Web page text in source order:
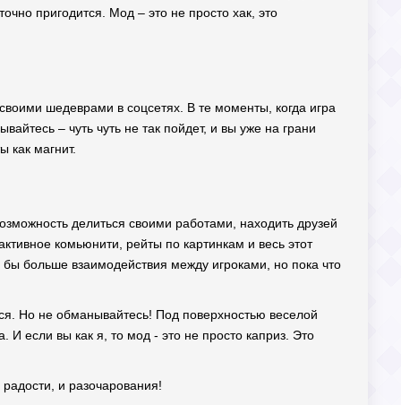
пригодится. Мод – это не просто хак, это
шедеврами в соцсетях. В те моменты, когда игра
– чуть чуть не так пойдет, и вы уже на грани
как магнит.
делиться своими работами, находить друзей
комьюнити, рейты по картинкам и весь этот
больше взаимодействия между игроками, но пока что
Но не обманывайтесь! Под поверхностью веселой
И если вы как я, то мод - это не просто каприз. Это
и разочарования!